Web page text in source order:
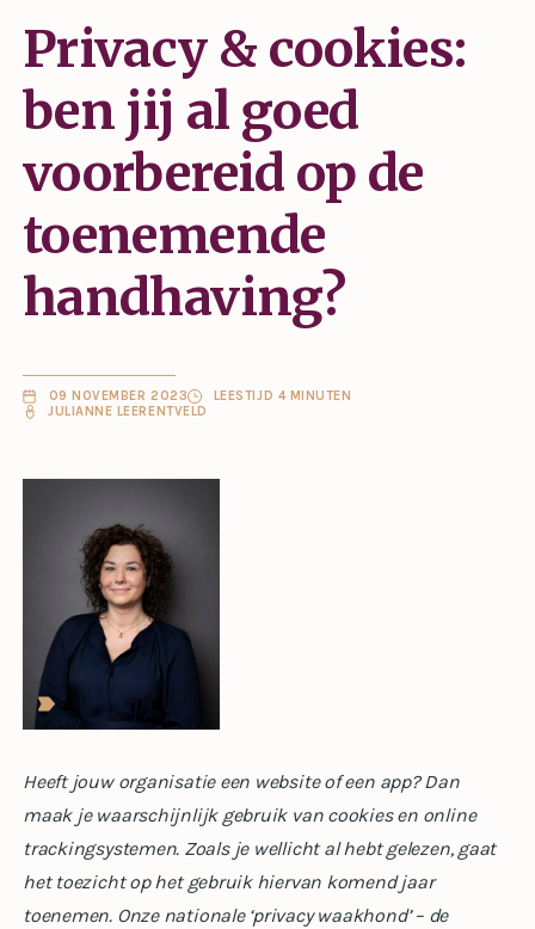
Privacy & cookies:
ben jij al goed
voorbereid op de
toenemende
handhaving?
09 NOVEMBER 2023
LEESTIJD 4 MINUTEN
JULIANNE LEERENTVELD
Heeft jouw organisatie een website of een app? Dan
maak je waarschijnlijk gebruik van cookies en online
trackingsystemen. Zoals je wellicht al hebt gelezen, gaat
het toezicht op het gebruik hiervan komend jaar
toenemen. Onze nationale ‘privacy waakhond’ – de